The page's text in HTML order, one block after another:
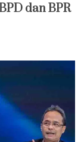
dan BPR